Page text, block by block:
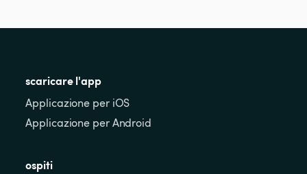
scaricare l'app
Applicazione per iOS
Applicazione per Android
ospiti